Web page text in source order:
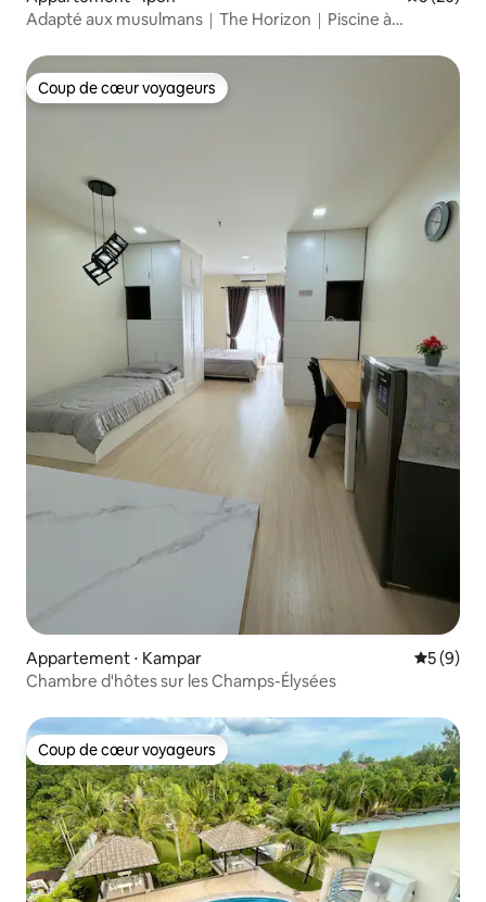
Adapté aux musulmans｜The Horizon｜Piscine à
Coup de cœur voyageurs
Coup de cœur voyageurs
Appartement ⋅ Kampar
5 (9)
Chambre d'hôtes sur les Champs-Élysées
Coup de cœur voyageurs
Coup de cœur voyageurs